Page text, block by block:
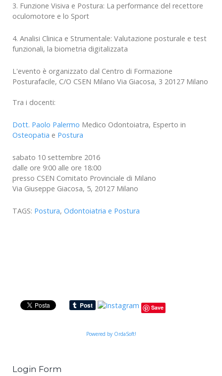
3. Funzione Visiva e Postura: La performance del recettore
oculomotore e lo Sport
4. Analisi Clinica e Strumentale: Valutazione posturale e test
funzionali, la biometria digitalizzata
L'evento è organizzato dal Centro di Formazione
Posturafacile, C/O CSEN Milano Via Giacosa, 3 20127 Milano
Tra i docenti:
Dott. Paolo Palermo Medico Odontoiatra, Esperto in
Osteopatia e Postura
sabato 10 settembre 2016
dalle ore 9:00 alle ore 18:00
presso CSEN Comitato Provinciale di Milano
Via Giuseppe Giacosa, 5, 20127 Milano
TAGS: Postura, Odontoiatria e Postura
Save
Powered by OrdaSoft!
Login Form